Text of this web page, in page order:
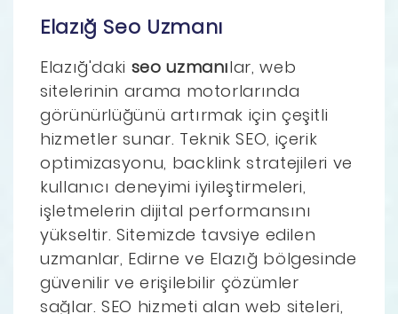
Elazığ Seo Uzmanı
Elazığ'daki seo uzmanılar, web
sitelerinin arama motorlarında
görünürlüğünü artırmak için çeşitli
hizmetler sunar. Teknik SEO, içerik
optimizasyonu, backlink stratejileri ve
kullanıcı deneyimi iyileştirmeleri,
işletmelerin dijital performansını
yükseltir. Sitemizde tavsiye edilen
uzmanlar, Edirne ve Elazığ bölgesinde
güvenilir ve erişilebilir çözümler
sağlar. SEO hizmeti alan web siteleri,